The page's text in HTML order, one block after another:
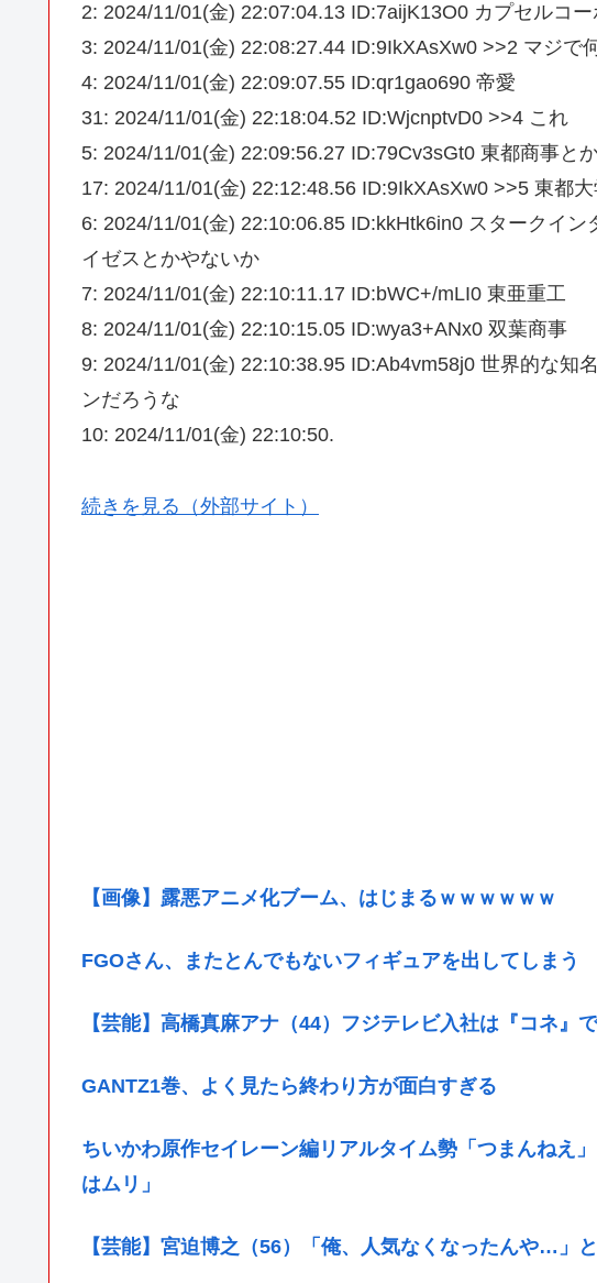
2: 2024/11/01(金) 22:07:04.13 ID:7aijK13O0 カプセルコ
3: 2024/11/01(金) 22:08:27.44 ID:9IkXAsXw0 >>2 マジで
4: 2024/11/01(金) 22:09:07.55 ID:qr1gao690 帝愛
31: 2024/11/01(金) 22:18:04.52 ID:WjcnptvD0 >>4 これ
5: 2024/11/01(金) 22:09:56.27 ID:79Cv3sGt0 東都商事と
17: 2024/11/01(金) 22:12:48.56 ID:9IkXAsXw0 >>5 東都
6: 2024/11/01(金) 22:10:06.85 ID:kkHtk6in0 スタークイ
イゼスとかやないか
7: 2024/11/01(金) 22:10:11.17 ID:bWC+/mLI0 東亜重工
8: 2024/11/01(金) 22:10:15.05 ID:wya3+ANx0 双葉商事
9: 2024/11/01(金) 22:10:38.95 ID:Ab4vm58j0 世界的な知
ンだろうな
10: 2024/11/01(金) 22:10:50.
続きを見る（外部サイト）
【画像】露悪アニメ化ブーム、はじまるｗｗｗｗｗｗ
FGOさん、またとんでもないフィギュアを出してしまう
【芸能】高橋真麻アナ（44）フジテレビ入社は『コネ』
GANTZ1巻、よく見たら終わり方が面白すぎる
ちいかわ原作セイレーン編リアルタイム勢「つまんねえ
はムリ」
【芸能】宮迫博之（56）「俺、人気なくなったんや…」